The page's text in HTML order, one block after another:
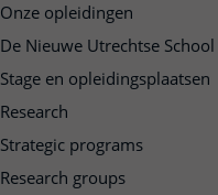
Onze opleidingen
De Nieuwe Utrechtse School
Stage en opleidingsplaatsen
Research
Strategic programs
Research groups